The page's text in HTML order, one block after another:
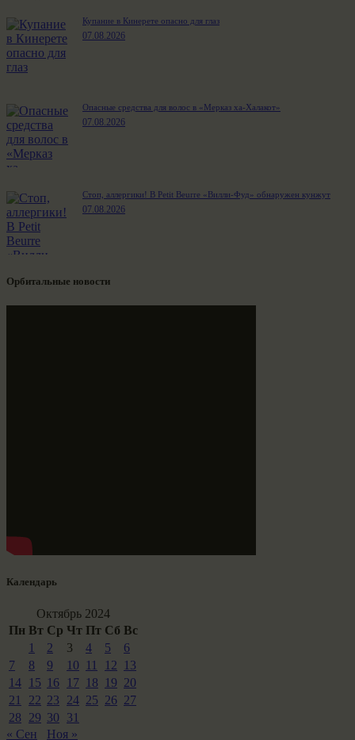
Купание в Кинерете опасно для глаз
07.08.2026
Опасные средства для волос в «Мерказ ха-Халакот»
07.08.2026
Стоп, аллергики! В Petit Beurre «Вилли-Фуд» обнаружен кунжут
07.08.2026
Орбитальные новости
Календарь
Октябрь 2024
Пн Вт Ср Чт Пт Сб Вс
1
2 3 4 5
6
7
8 9 10 11 12
13
14
15 16 17 18 19 20
21
22 23 24 25 26 27
28
29 30
31
« Сен
Ноя »